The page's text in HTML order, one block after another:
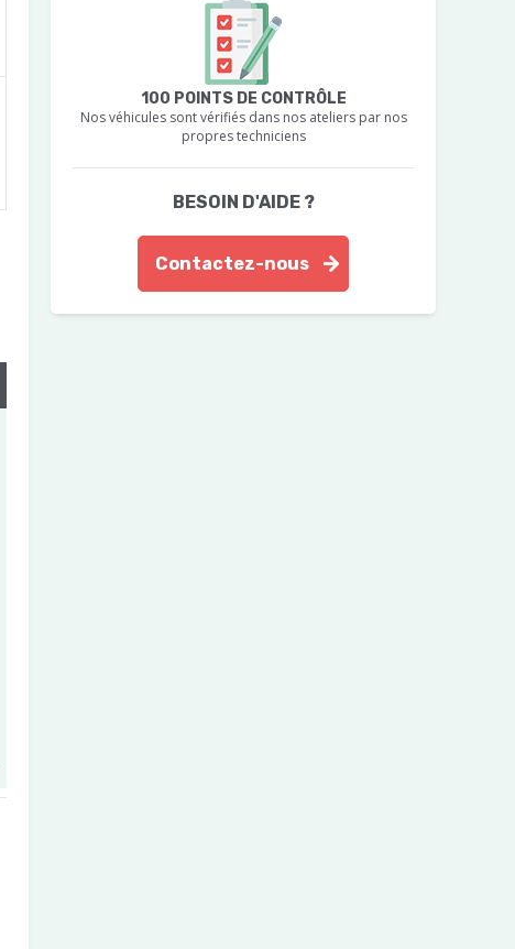
100 POINTS DE CONTRÔLE
Nos véhicules sont vérifiés dans nos ateliers par nos
propres techniciens
BESOIN D'AIDE ?
Contactez-nous